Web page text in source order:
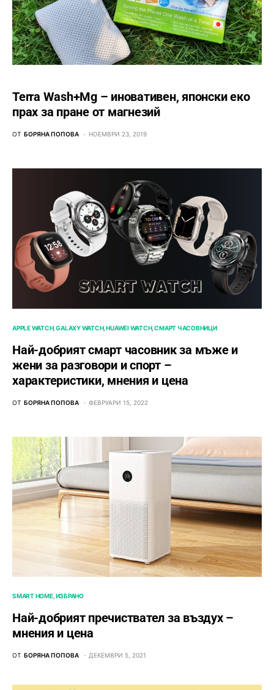
Terra Wash+Mg – иновативен, японски еко
прах за пране от магнезий
ОТ БОРЯНА ПОПОВА НОЕМВРИ 23, 2019
APPLE WATCH GALAXY WATCH HUAWEI WATCH СМАРТ ЧАСОВНИЦИ
Най-добрият смарт часовник за мъже и
жени за разговори и спорт –
характеристики, мнения и цена
ОТ БОРЯНА ПОПОВА ФЕВРУАРИ 15, 2022
SMART HOME ИЗБРАНО
Най-добрият пречиствател за въздух –
мнения и цена
ОТ БОРЯНА ПОПОВА ДЕКЕМВРИ 5, 2021